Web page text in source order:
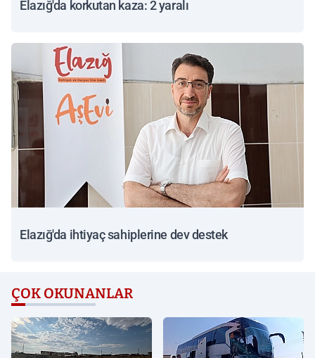
Elazığ'da korkutan kaza: 2 yaralı
Elazığ'da ihtiyaç sahiplerine dev destek
ÇOK OKUNANLAR